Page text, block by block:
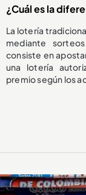
¿Cuál es la
La lotería
mediante
consiste en
una lotería
premio según los